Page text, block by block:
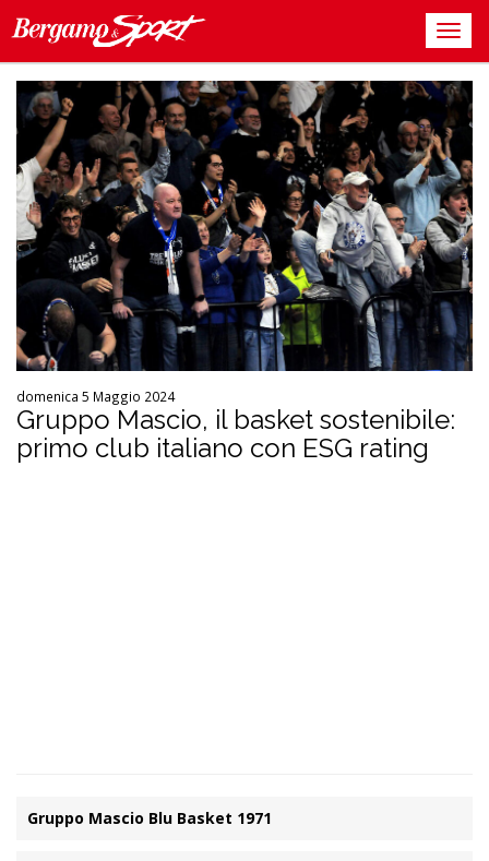
domenica 5 Maggio 2024
Gruppo Mascio, il basket sostenibile:
primo club italiano con ESG rating
Gruppo Mascio Blu Basket 1971